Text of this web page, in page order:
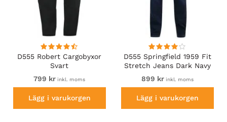
D555 Robert Cargobyxor
Svart
799 kr inkl. moms
Lägg i varukorgen
D555 Springfield 1959 Fit
Stretch Jeans Dark Navy
899 kr inkl. moms
Lägg i varukorgen